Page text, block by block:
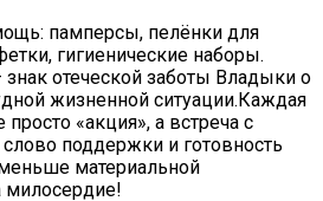
памперсы, пелёнки для
гигиенические наборы.
отеческой заботы Владыки о
жизненной ситуации.Каждая
«акция», а встреча с
поддержки и готовность
материальной
милосердие!